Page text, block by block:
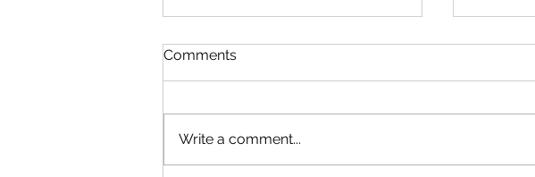
Comments
Write a comment...